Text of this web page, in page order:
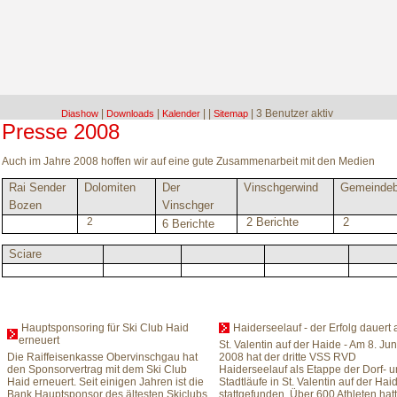
Diashow Downloads Kalender Sitemap | 3 Benutzer aktiv
Presse 2008
Auch im Jahre 2008 hoffen wir auf eine gute Zusammenarbeit mit den Medien
Rai Sender
Bozen
Dolomiten
Der
Vinschger
Vinschgerwind
2 6 Berichte 2 Berichte 2
Sciare
Hauptsponsoring für Ski Club Haid
erneuert
Die Raiffeisenkasse Obervinschgau hat
den Sponsorvertrag mit dem Ski Club
Haid erneuert. Seit einigen Jahren ist die
Bank Hauptsponsor des ältesten Skiclubs
Haiderseelauf - der Erfolg dauert
St. Valentin auf der Haide - Am 8.
2008 hat der dritte VSS RVD
Haiderseelauf als Etappe der Dorf-
Stadtläufe in St. Valentin auf der
stattgefunden. Über 600 Athleten